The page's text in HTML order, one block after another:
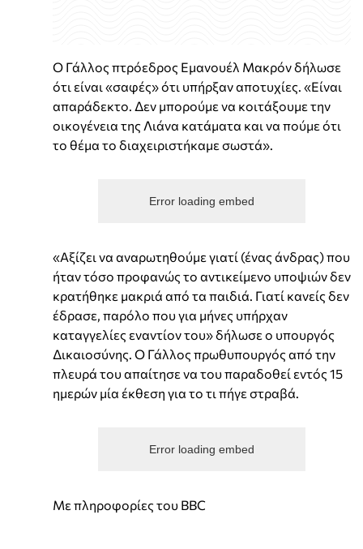
Ο Γάλλος πτρόεδρος Εμανουέλ Μακρόν δήλωσε
ότι είναι «σαφές» ότι υπήρξαν αποτυχίες. «Είναι
απαράδεκτο. Δεν μπορούμε να κοιτάξουμε την
οικογένεια της Λιάνα κατάματα και να πούμε ότι
το θέμα το διαχειριστήκαμε σωστά».
Error loading embed
«Αξίζει να αναρωτηθούμε γιατί (ένας άνδρας) που
ήταν τόσο προφανώς το αντικείμενο υποψιών δεν
κρατήθηκε μακριά από τα παιδιά. Γιατί κανείς δεν
έδρασε, παρόλο που για μήνες υπήρχαν
καταγγελίες εναντίον του» δήλωσε ο υπουργός
Δικαιοσύνης. Ο Γάλλος πρωθυπουργός από την
πλευρά του απαίτησε να του παραδοθεί εντός 15
ημερών μία έκθεση για το τι πήγε στραβά.
Error loading embed
Με πληροφορίες του BBC